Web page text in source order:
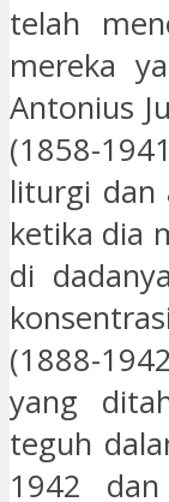
telah
mereka
Antonius
(1858-
liturgi dan
ketika dia
di
(1888-
yang
teguh
1942